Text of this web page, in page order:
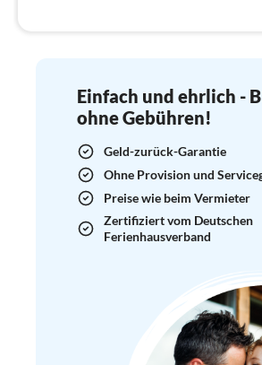
Einfach und ehrlich -
ohne Gebühren!
Geld-zurück-Garantie
Ohne Provision und
Preise wie beim Vermieter
Zertifiziert vom Deutschen
Ferienhausverband